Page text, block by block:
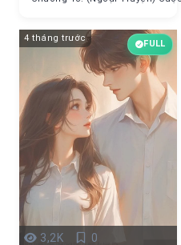
4 tháng trước
3,2K 0
FULL